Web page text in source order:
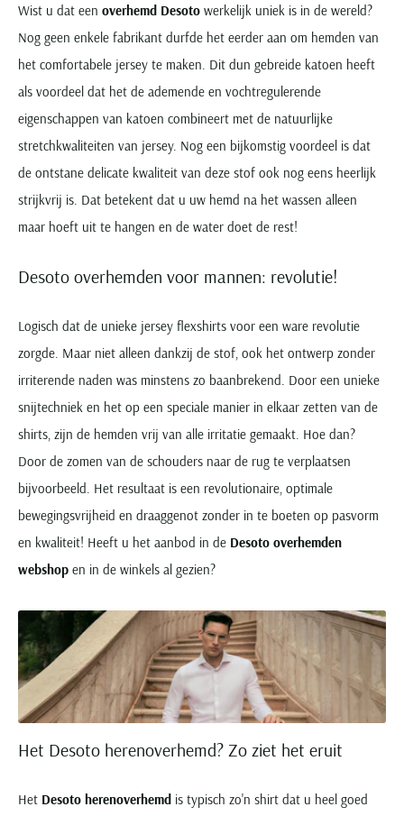
Wist u dat een overhemd Desoto werkelijk uniek is in de wereld?
Nog geen enkele fabrikant durfde het eerder aan om hemden van
het comfortabele jersey te maken. Dit dun gebreide katoen heeft
als voordeel dat het de ademende en vochtregulerende
eigenschappen van katoen combineert met de natuurlijke
stretchkwaliteiten van jersey. Nog een bijkomstig voordeel is dat
de ontstane delicate kwaliteit van deze stof ook nog eens heerlijk
strijkvrij is. Dat betekent dat u uw hemd na het wassen alleen
maar hoeft uit te hangen en de water doet de rest!
Desoto overhemden voor mannen: revolutie!
Logisch dat de unieke jersey flexshirts voor een ware revolutie
zorgde. Maar niet alleen dankzij de stof, ook het ontwerp zonder
irriterende naden was minstens zo baanbrekend. Door een unieke
snijtechniek en het op een speciale manier in elkaar zetten van de
shirts, zijn de hemden vrij van alle irritatie gemaakt. Hoe dan?
Door de zomen van de schouders naar de rug te verplaatsen
bijvoorbeeld. Het resultaat is een revolutionaire, optimale
bewegingsvrijheid en draaggenot zonder in te boeten op pasvorm
en kwaliteit! Heeft u het aanbod in de Desoto overhemden
webshop en in de winkels al gezien?
Het Desoto herenoverhemd? Zo ziet het eruit
Het Desoto herenoverhemd is typisch zo'n shirt dat u heel goed